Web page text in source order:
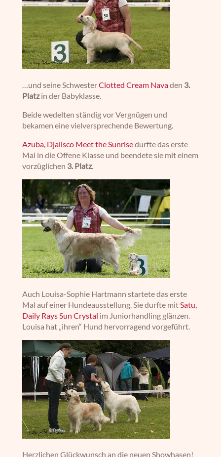
…und seine SchwesterClotted Cream Navaden 3.
Platzin der Babyklasse.
Beide wedelten ständig vor Vergnügen und
bekamen eine vielversprechende Bewertung.
Azuba, Djalisco Meet the Sunrisedurfte das erste
Mal in die Offene Klasse und beendete sie mit einem
vorzüglichen 3. Platz.
Auch Louisa-Sophie Hartmann startete das erste
Mal auf einer Hundeausstellung. Sie durfte mit Satu,
Daily Rays Sun Crystal im Juniorhandling glänzen.
Louisa hat „ihren“ Hund hervorragend vorgeführt.
Herzlichen Glückwunsch an die neuen Showhasen!